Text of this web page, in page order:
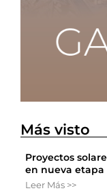
Más visto
Proyectos
en nueva etapa
Leer Más >>